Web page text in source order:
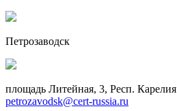
Петрозаводск
площадь Литейная, 3, Респ. Карелия
petrozavodsk@cert-russia.ru